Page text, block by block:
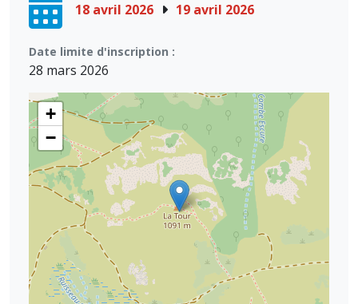
18 avril 2026 19 avril 2026
Date limite d'inscription :
28 mars 2026
+
−